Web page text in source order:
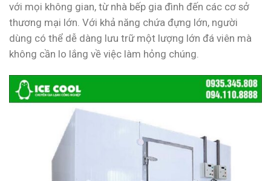
với mọi không gian, từ nhà bếp gia đình đến các cơ sở
thương mại lớn. Với khả năng chứa đựng lớn, người
dùng có thể dễ dàng lưu trữ một lượng lớn đá viên mà
không cần lo lắng về việc làm hỏng chúng.